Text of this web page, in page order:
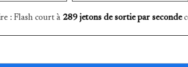
: Flash court à 289 jetons de sortie par seconde